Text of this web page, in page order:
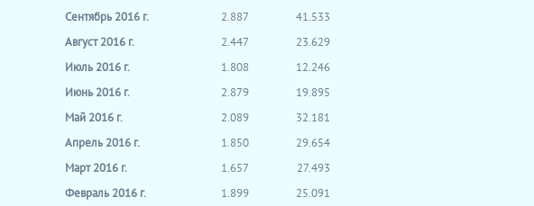
Сентябрь 2016 г.
2.887
41.533
Август 2016 г.
2.447
23.629
Июль 2016 г.
1.808
12.246
Июнь 2016 г.
2.879
19.895
Май 2016 г.
2.089
32.181
Апрель 2016 г.
1.850
29.654
Март 2016 г.
1.657
27.493
Февраль 2016 г.
1.899
25.091